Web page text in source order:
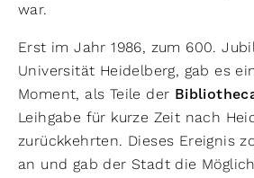
war.
Erst im Jahr 1986, zum 600.
Universität Heidelberg, gab es
Moment, als Teile der
Leihgabe für kurze Zeit nach
zurückkehrten. Dieses Ereignis
an und gab der Stadt die